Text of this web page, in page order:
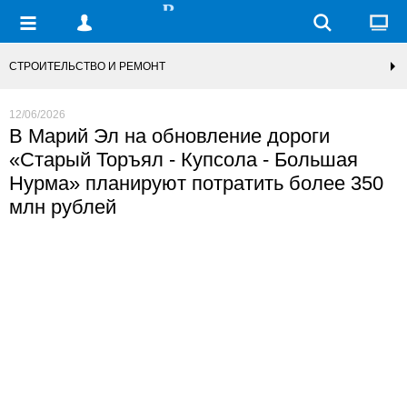
СТРОИТЕЛЬСТВО И РЕМОНТ
12/06/2026
В Марий Эл на обновление дороги
«Старый Торъял - Купсола - Большая
Нурма» планируют потратить более 350
млн рублей